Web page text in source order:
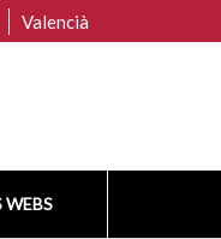
Valencià
WEBS